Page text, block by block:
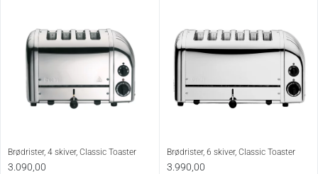
Brødrister, 4 skiver, Classic Toaster
3.090,00
Brødrister, 6 skiver, Classic Toaster
3.990,00